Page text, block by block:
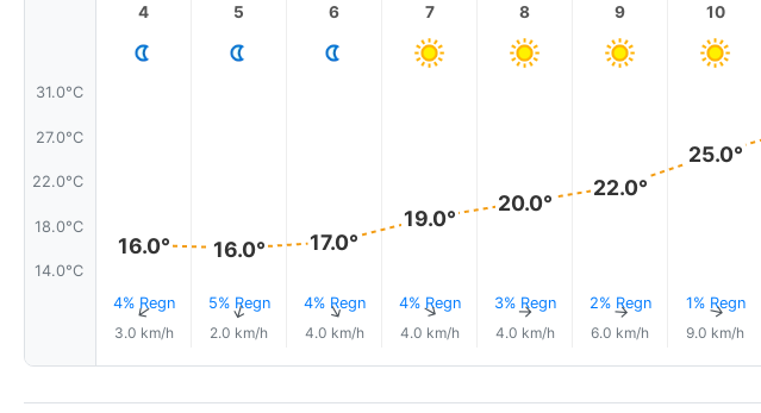
31.0°C
27.0°C
22.0°C
18.0°C
14.0°C
4
16.0°
4% Regn
↑
3.0 km/h
5
16.0°
5% Regn
↑
2.0 km/h
6
17.0°
4% Regn
↑
4.0 km/h
7
19.0°
4% Regn
↑
4.0 km/h
8
20.0°
3% Regn
↑
4.0 km/h
9
22.0°
2% Regn
↑
6.0 km/h
10
25.0°
1% Regn
↑
9.0 km/h